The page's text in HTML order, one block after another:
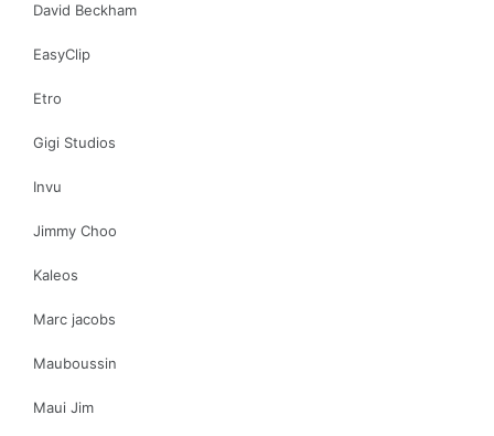
David Beckham
EasyClip
Etro
Gigi Studios
Invu
Jimmy Choo
Kaleos
Marc jacobs
Mauboussin
Maui Jim